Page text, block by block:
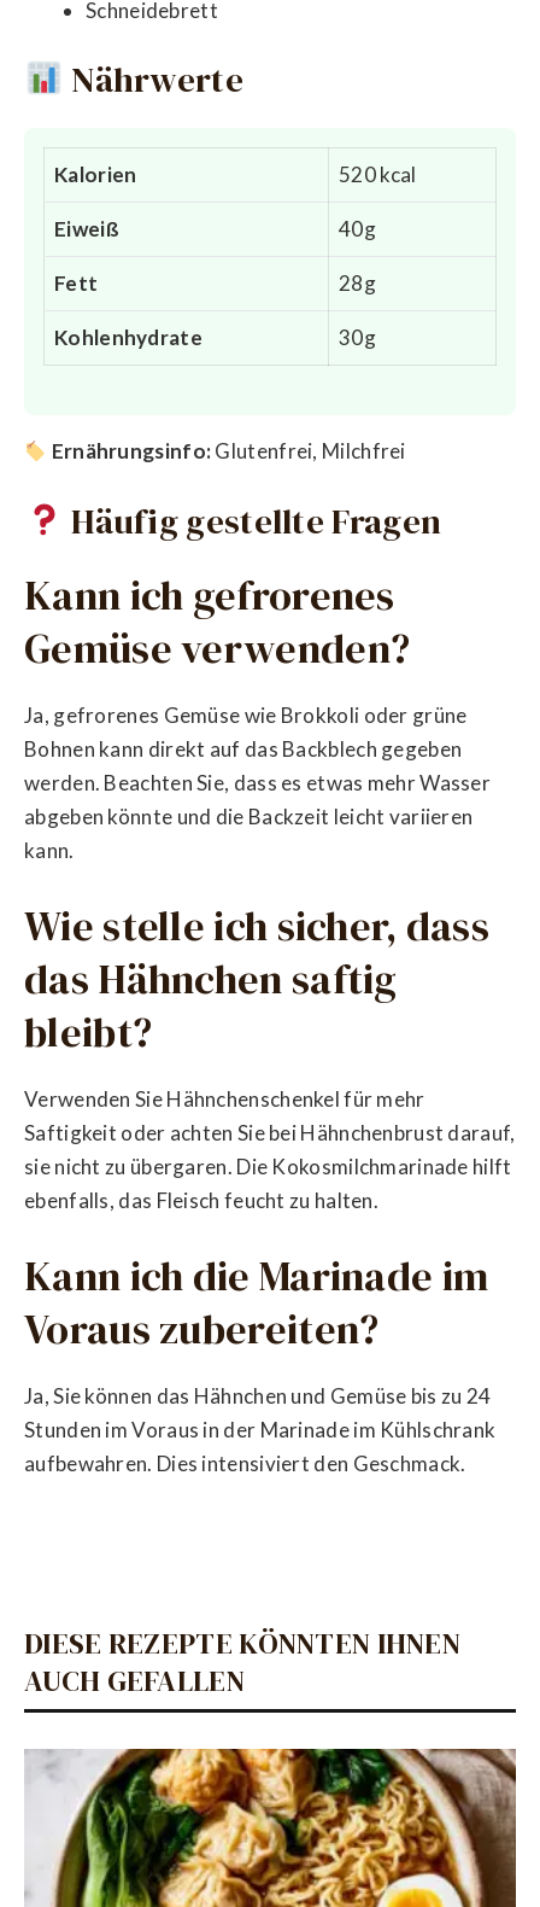
Schneidebrett
Nährwerte
Kalorien 520 kcal
Eiweiß 40g
Fett 28g
Kohlenhydrate 30g
Ernährungsinfo:Glutenfrei, Milchfrei
Häufig gestellte Fragen
Kann ich gefrorenes
Gemüse verwenden?
Ja, gefrorenes Gemüse wie Brokkoli oder grüne
Bohnen kann direkt auf das Backblech gegeben
werden. Beachten Sie, dass es etwas mehr Wasser
abgeben könnte und die Backzeit leicht variieren
kann.
Wie stelle ich sicher, dass
das Hähnchen saftig
bleibt?
Verwenden Sie Hähnchenschenkel für mehr
Saftigkeit oder achten Sie bei Hähnchenbrust darauf,
sie nicht zu übergaren. Die Kokosmilchmarinade hilft
ebenfalls, das Fleisch feucht zu halten.
Kann ich die Marinade im
Voraus zubereiten?
Ja, Sie können das Hähnchen und Gemüse bis zu 24
Stunden im Voraus in der Marinade im Kühlschrank
aufbewahren. Dies intensiviert den Geschmack.
DIESE REZEPTE KÖNNTEN IHNEN
AUCH GEFALLEN